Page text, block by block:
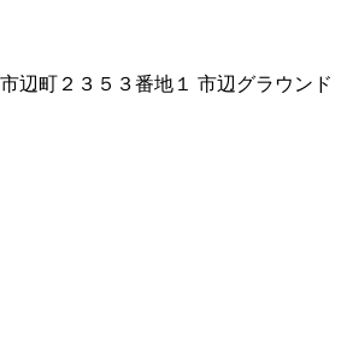
辺町２３５３番地１ 市辺グラウンド